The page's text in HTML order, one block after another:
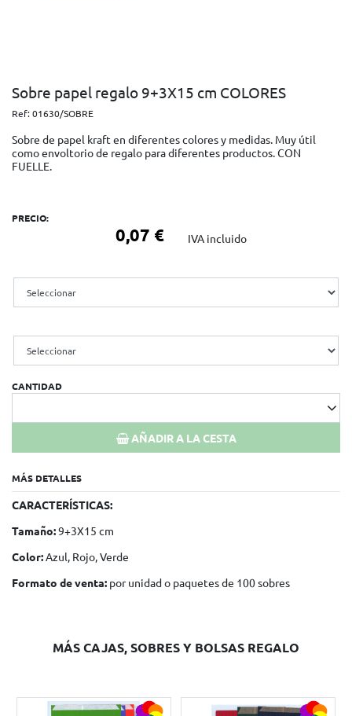
Sobre papel regalo 9+3X15 cm COLORES
Ref:01630/SOBRE
Sobre de papel kraft en diferentes colores y medidas. Muy útil
como envoltorio de regalo para diferentes productos. CON
FUELLE.
PRECIO:
0,07 € IVA incluido
CANTIDAD
AÑADIR A LA CESTA
MÁS DETALLES
CARACTERÍSTICAS:
Tamaño:9+3X15 cm
Color:Azul, Rojo, Verde
Formato de venta: por unidad o paquetes de 100 sobres
MÁS CAJAS, SOBRES Y BOLSAS REGALO